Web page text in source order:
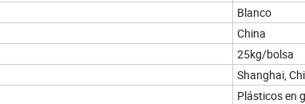
Blanco
China
25kg/bolsa
Shanghai,
Plásticos en